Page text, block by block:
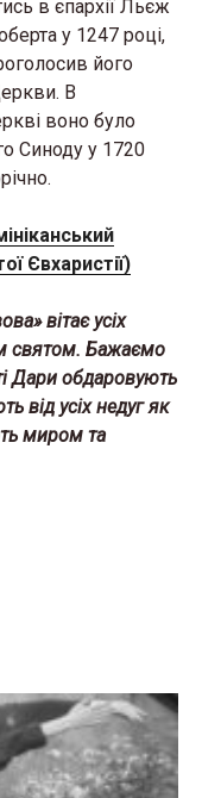
в єпархії Льєж
у 1247 році,
його
В
воно було
Синоду у 1720
Євхаристії)
вітає усіх
святом. Бажаємо
Дари обдаровують
від усіх недуг як
миром та